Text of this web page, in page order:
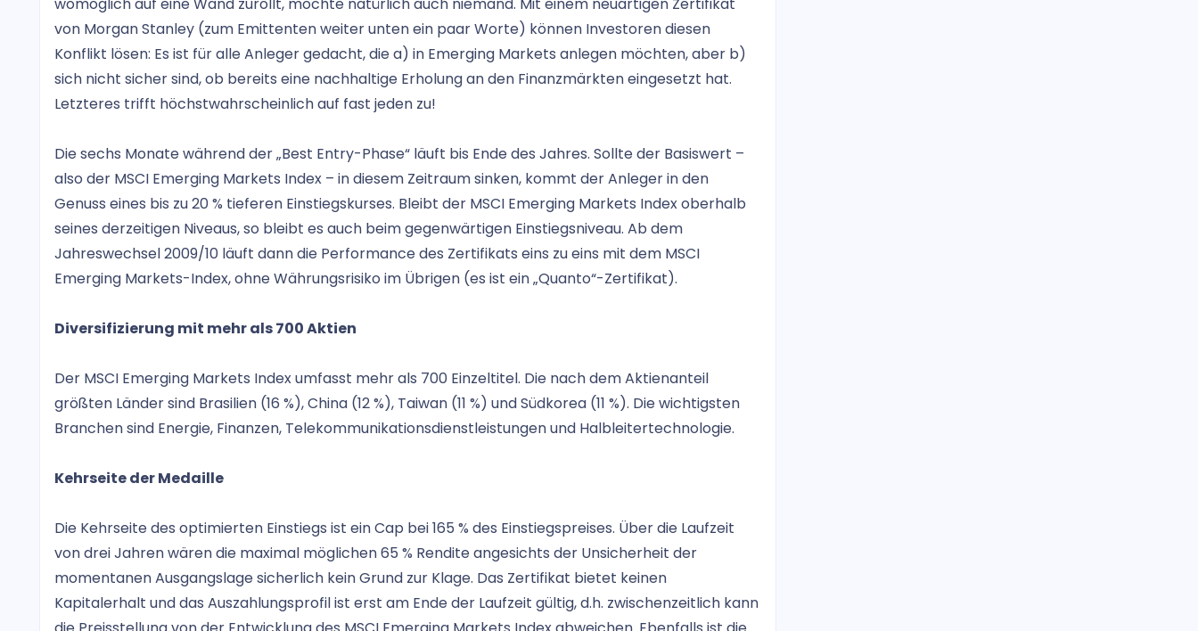
womöglich auf eine Wand zurollt, möchte natürlich auch niemand. Mit einem neuartigen Zertifikat
von Morgan Stanley (zum Emittenten weiter unten ein paar Worte) können Investoren diesen
Konflikt lösen: Es ist für alle Anleger gedacht, die a) in Emerging Markets anlegen möchten, aber b)
sich nicht sicher sind, ob bereits eine nachhaltige Erholung an den Finanzmärkten eingesetzt hat.
Letzteres trifft höchstwahrscheinlich auf fast jeden zu!
Die sechs Monate während der „Best Entry-Phase“ läuft bis Ende des Jahres. Sollte der Basiswert –
also der MSCI Emerging Markets Index – in diesem Zeitraum sinken, kommt der Anleger in den
Genuss eines bis zu 20 % tieferen Einstiegskurses. Bleibt der MSCI Emerging Markets Index oberhalb
seines derzeitigen Niveaus, so bleibt es auch beim gegenwärtigen Einstiegsniveau. Ab dem
Jahreswechsel 2009/10 läuft dann die Performance des Zertifikats eins zu eins mit dem MSCI
Emerging Markets-Index, ohne Währungsrisiko im Übrigen (es ist ein „Quanto“-Zertifikat).
Diversifizierung mit mehr als 700 Aktien
Der MSCI Emerging Markets Index umfasst mehr als 700 Einzeltitel. Die nach dem Aktienanteil
größten Länder sind Brasilien (16 %), China (12 %), Taiwan (11 %) und Südkorea (11 %). Die wichtigsten
Branchen sind Energie, Finanzen, Telekommunikationsdienstleistungen und Halbleitertechnologie.
Kehrseite der Medaille
Die Kehrseite des optimierten Einstiegs ist ein Cap bei 165 % des Einstiegspreises. Über die Laufzeit
von drei Jahren wären die maximal möglichen 65 % Rendite angesichts der Unsicherheit der
momentanen Ausgangslage sicherlich kein Grund zur Klage. Das Zertifikat bietet keinen
Kapitalerhalt und das Auszahlungsprofil ist erst am Ende der Laufzeit gültig, d.h. zwischenzeitlich kann